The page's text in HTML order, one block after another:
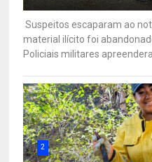
Suspeitos escaparam ao
material ilícito foi
Policiais militares
2